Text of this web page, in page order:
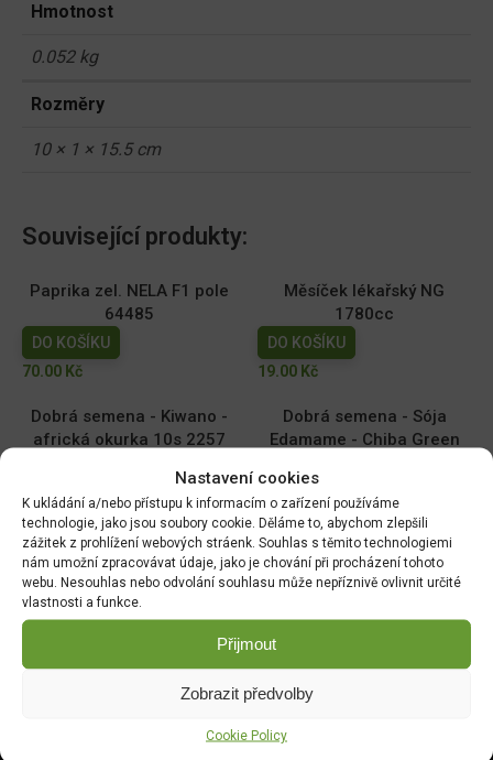
Nastavení cookies
K ukládání a/nebo přístupu k informacím o zařízení používáme
technologie, jako jsou soubory cookie. Děláme to, abychom zlepšili
zážitek z prohlížení webových stráenk. Souhlas s těmito technologiemi
nám umožní zpracovávat údaje, jako je chování při procházení tohoto
webu. Nesouhlas nebo odvolání souhlasu může nepříznivě ovlivnit určité
vlastnosti a funkce.
Přijmout
Zobrazit předvolby
Cookie Policy
Hmotnost
0.052 kg
Rozměry
10 × 1 × 15.5 cm
Související produkty:
Paprika zel. NELA F1 pole
64485
DO KOŠÍKU
70.00 Kč
Měsíček lékařský NG
1780cc
DO KOŠÍKU
19.00 Kč
Dobrá semena - Kiwano -
africká okurka 10s 2257
44.00Kč
Dobrá semena - Sója
Edamame - Chiba Green
52.00Kč
Hrách zahradní - Antony
raný velkozrnný bezlistý
50g 1048
35.00Kč
Tykev muškátová -
Serpentine F1 2g 4080
DO KOŠÍKU
46.00